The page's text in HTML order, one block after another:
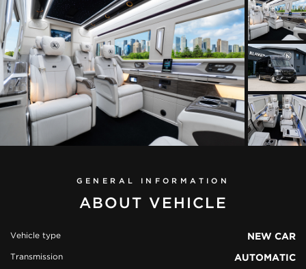
GENERAL INFORMATION
ABOUT VEHICLE
Vehicle type NEW CAR
Transmission AUTOMATIC
ABOUT US
CONTACT